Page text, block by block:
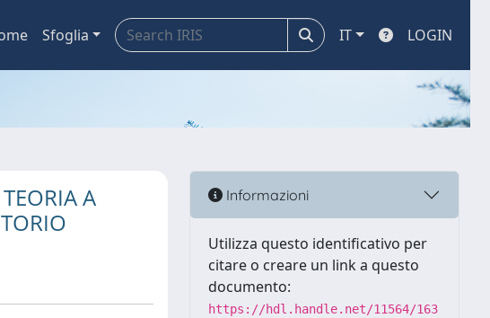
Sfoglia IT LOGIN
A
Informazioni
Utilizza questo identificativo per
citare o creare un link a questo
documento:
https://hdl.handle.net/11564/163